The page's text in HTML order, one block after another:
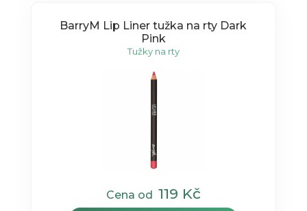
BarryM Lip Liner tužka na rty Dark
Pink
Tužky na rty
Cena od 119 Kč